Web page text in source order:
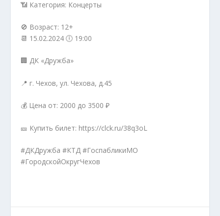
📶 Категория: Концерты
🚫 Возраст: 12+
📆 15.02.2024 🕕 19:00
🏢 ДК «Дружба»
📍 г. Чехов, ул. Чехова, д.45
💰 Цена от: 2000 до 3500 ₽
🎫 Купить билет: https://clck.ru/38q3oL
#ДКДружба #КТД #ГоспабликиМО
#ГородскойОкругЧехов